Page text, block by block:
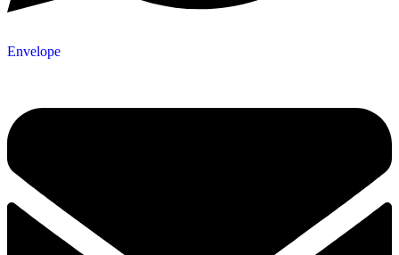
Envelope